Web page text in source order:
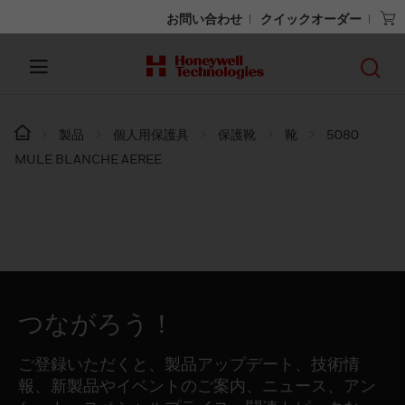
お問い合わせ クイックオーダー
製品 個人用保護具 保護靴 靴
5080
MULE BLANCHE AEREE
つながろう！
ご登録いただくと、製品アップデート、技術情
報、新製品やイベントのご案内、ニュース、アン